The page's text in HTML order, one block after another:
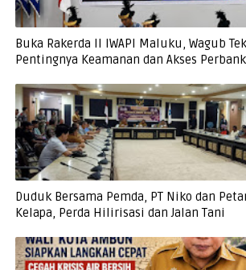
Buka Rakerda II IWAPI Maluku, Wagub
Pentingnya Keamanan dan Akses
Duduk Bersama Pemda, PT Niko dan
Kelapa, Perda Hilirisasi dan Jalan Tani